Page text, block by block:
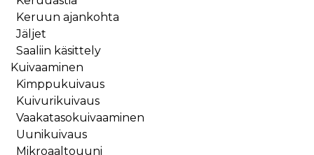
Keruun ajankohta
Jäljet
Saaliin käsittely
Kuivaaminen
Kimppukuivaus
Kuivurikuivaus
Vaakatasokuivaaminen
Uunikuivaus
Mikroaaltouuni